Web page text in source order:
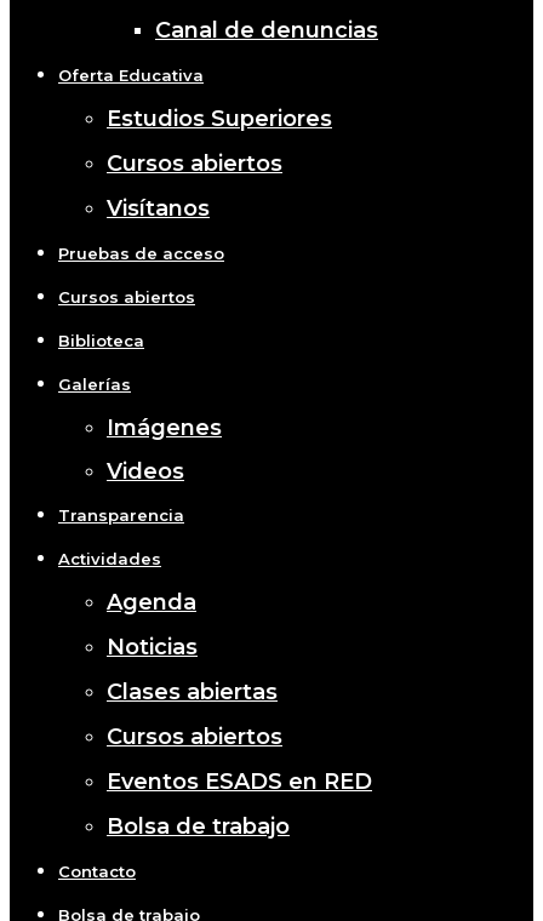
Canal de denuncias
Oferta Educativa
Estudios Superiores
Cursos abiertos
Visítanos
Pruebas de acceso
Cursos abiertos
Biblioteca
Galerías
Imágenes
Videos
Transparencia
Actividades
Agenda
Noticias
Clases abiertas
Cursos abiertos
Eventos ESADS en RED
Bolsa de trabajo
Contacto
Bolsa de trabajo